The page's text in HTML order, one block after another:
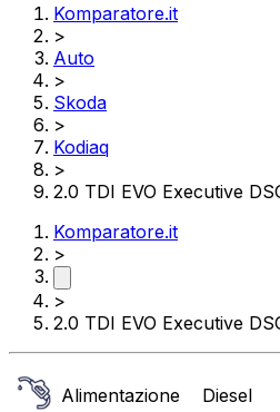
Komparatore.it
>
Auto
>
Skoda
>
Kodiaq
>
2.0 TDI EVO Executive
Komparatore.it
>
>
2.0 TDI EVO Executive
Alimentazione Diesel